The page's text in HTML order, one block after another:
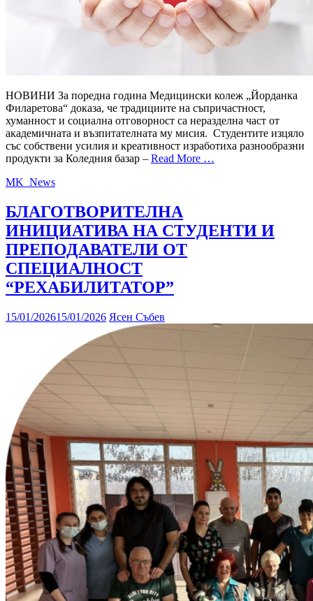
НОВИНИ За поредна година Медицински колеж „Йорданка
Филаретова“ доказа, че традициите на съпричастност,
хуманност и социална отговорност са неразделна част от
академичната и възпитателната му мисия. Студентите изцяло
със собствени усилия и креативност изработиха разнообразни
продукти за Коледния базар – Read More …
MK_News
БЛАГОТВОРИТЕЛНА
ИНИЦИАТИВА НА СТУДЕНТИ И
ПРЕПОДАВАТЕЛИ ОТ
СПЕЦИАЛНОСТ
“РЕХАБИЛИТАТОР”
15/01/202615/01/2026 Ясен Събев